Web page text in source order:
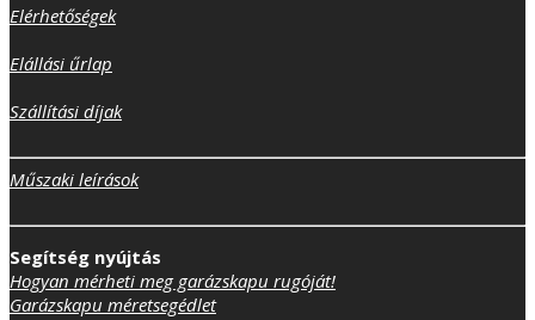
Elérhetőségek
Elállási űrlap
Szállítási díjak
Műszaki leírások
Segítség nyújtás
Hogyan mérheti meg garázskapu rugóját!
Garázskapu méretsegédlet